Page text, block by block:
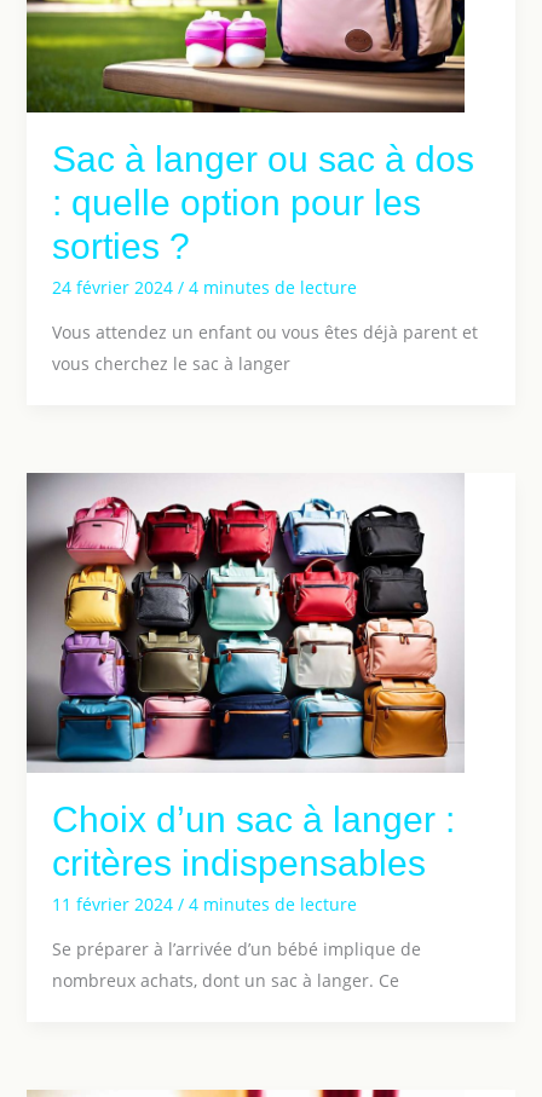
Sac à langer ou sac à dos
: quelle option pour les
sorties ?
24 février 2024 / 4 minutes de lecture
Vous attendez un enfant ou vous êtes déjà parent et
vous cherchez le sac à langer
Choix d’un sac à langer :
critères indispensables
11 février 2024 / 4 minutes de lecture
Se préparer à l’arrivée d’un bébé implique de
nombreux achats, dont un sac à langer. Ce